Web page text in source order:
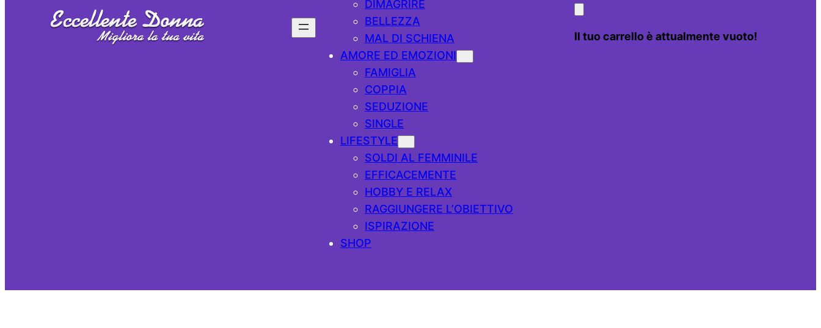
DIMAGRIRE
BELLEZZA
MAL DI SCHIENA
AMORE ED EMOZIONI
FAMIGLIA
COPPIA
SEDUZIONE
SINGLE
LIFESTYLE
SOLDI AL FEMMINILE
EFFICACEMENTE
HOBBY E RELAX
RAGGIUNGERE L’OBIETTIVO
ISPIRAZIONE
SHOP
Il tuo carrello è attualmente vuoto!